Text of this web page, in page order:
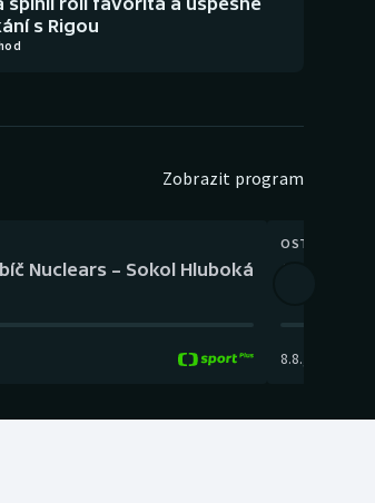
s Rigou
Zobrazit program
Nuclears – Sokol Hluboká
OSTATNÍ
8.8.